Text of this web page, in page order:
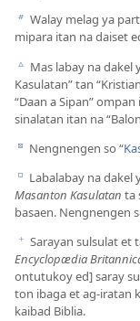
b Walay melag ya
mipara itan na daiset
c Mas labay na dakel
Kasulatan” tan
“Daan a Sipan”
sinalatan itan na
d Nengnengen so “
e Labalabay na dakel
Masanton Kasulatan ta
basaen. Nengnengen
f Sarayan sulsulat et
Encyclopædia
ontutukoy ed] saray
ton ibaga et ag-iratan
kaibad Biblia.